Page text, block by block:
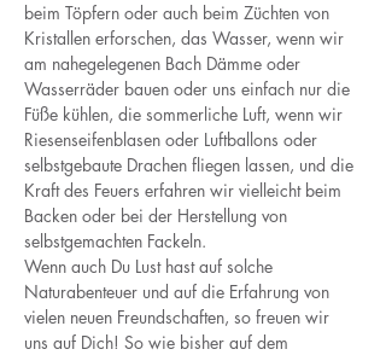
beim Töpfern oder auch beim Züchten von
Kristallen erforschen, das Wasser, wenn wir
am nahegelegenen Bach Dämme oder
Wasserräder bauen oder uns einfach nur die
Füße kühlen, die sommerliche Luft, wenn wir
Riesenseifenblasen oder Luftballons oder
selbstgebaute Drachen fliegen lassen, und die
Kraft des Feuers erfahren wir vielleicht beim
Backen oder bei der Herstellung von
selbstgemachten Fackeln.
Wenn auch Du Lust hast auf solche
Naturabenteuer und auf die Erfahrung von
vielen neuen Freundschaften, so freuen wir
uns auf Dich! So wie bisher auf dem